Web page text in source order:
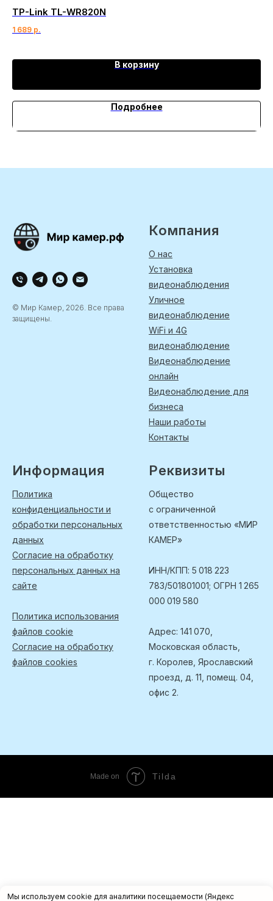
TP-Link TL-WR820N
1 689 р.
В корзину
Подробнее
© Мир Камер, 2026. Все права
защищены.
Компания
О нас
Установка
видеонаблюдения
Уличное
видеонаблюдение
WiFi и 4G
видеонаблюдение
Видеонаблюдение
онлайн
Видеонаблюдение для
бизнеса
Наши работы
Контакты
Информация
Политика
конфиденциальности и
обработки персональных
данных
Согласие на обработку
персональных данных на
сайте
Политика использования
файлов cookie
Согласие на обработку
файлов cookies
Реквизиты
Общество
с ограниченной
ответственностью «МИР
КАМЕР»
ИНН/КПП: 5 018 223
783/501801001; ОГРН 1 265
000 019 580
Адрес: 141 070,
Московская область,
г. Королев, Ярославский
проезд, д. 11, помещ. 04,
офис 2.
Мы используем cookie для аналитики посещаемости (Яндекс
Made on Tilda